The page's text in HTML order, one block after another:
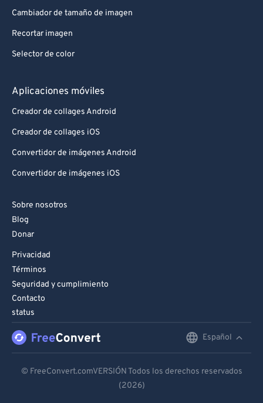
Cambiador de tamaño de imagen
Recortar imagen
Selector de color
Aplicaciones móviles
Creador de collages Android
Creador de collages iOS
Convertidor de imágenes Android
Convertidor de imágenes iOS
Sobre nosotros
Blog
Donar
Privacidad
Términos
Seguridad y cumplimiento
Contacto
status
Español
Español
© FreeConvert.comVERSIÓN Todos los derechos reservados
(2026)